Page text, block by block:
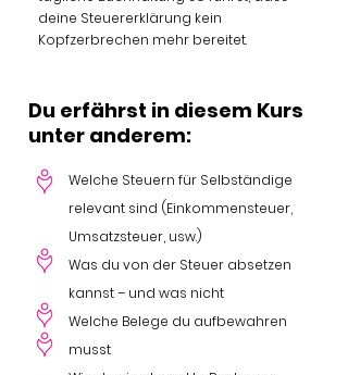
deine Steuererklärung kein
Kopfzerbrechen mehr bereitet.
Du erfährst in diesem Kurs
unter anderem:
Welche Steuern für Selbständige
relevant sind (Einkommensteuer,
Umsatzsteuer, usw.)
Was du von der Steuer absetzen
kannst – und was nicht
Welche Belege du aufbewahren
musst